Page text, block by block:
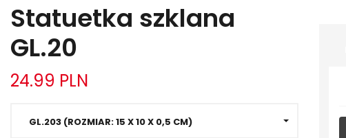
Statuetka szklana
GL.20
24.99 PLN
GL.203 (ROZMIAR: 15 X 10 X 0,5 CM)